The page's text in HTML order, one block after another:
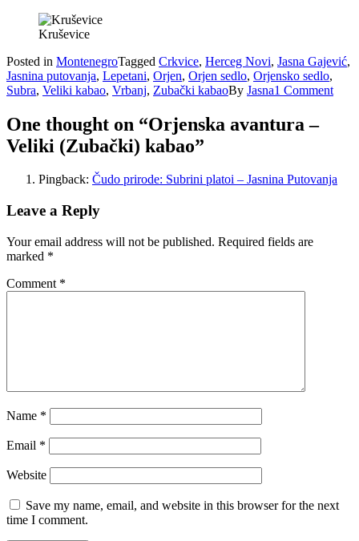
Kruševice
Posted in MontenegroTagged Crkvice, Herceg Novi, Jasna Gajević,
Jasnina putovanja, Lepetani, Orjen, Orjen sedlo, Orjensko sedlo,
Subra, Veliki kabao, Vrbanj, Zubački kabaoBy Jasna1 Comment
One thought on “Orjenska avantura –
Veliki (Zubački) kabao”
Pingback: Čudo prirode: Subrini platoi – Jasnina Putovanja
Leave a Reply
Your email address will not be published. Required fields are
marked *
Comment *
Name *
Email *
Website
Save my name, email, and website in this browser for the next
time I comment.